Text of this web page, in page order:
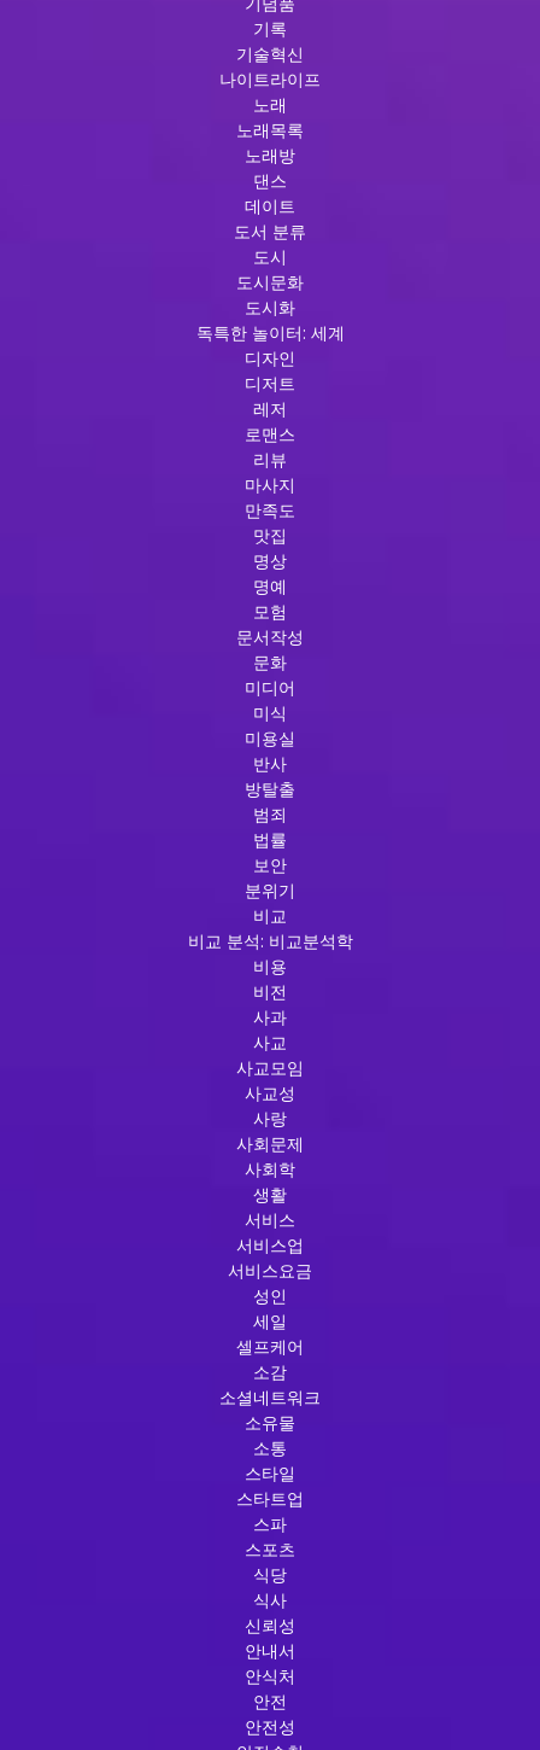
기록
기술혁신
나이트라이프
노래
노래목록
노래방
댄스
데이트
도서 분류
도시
도시문화
도시화
독특한 놀이터: 세계
디자인
디저트
레저
로맨스
리뷰
마사지
만족도
맛집
명상
명예
모험
문서작성
문화
미디어
미식
미용실
반사
방탈출
범죄
법률
보안
분위기
비교
비교 분석: 비교분석학
비용
비전
사과
사교
사교모임
사교성
사랑
사회문제
사회학
생활
서비스
서비스업
서비스요금
성인
세일
셀프케어
소감
소셜네트워크
소유물
소통
스타일
스타트업
스파
스포츠
식당
식사
신뢰성
안내서
안식처
안전
안전성